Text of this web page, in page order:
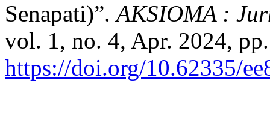
Senapati)”.AKSIOMA :
vol. 1, no. 4, Apr. 2024,
https://doi.org/10.62335/